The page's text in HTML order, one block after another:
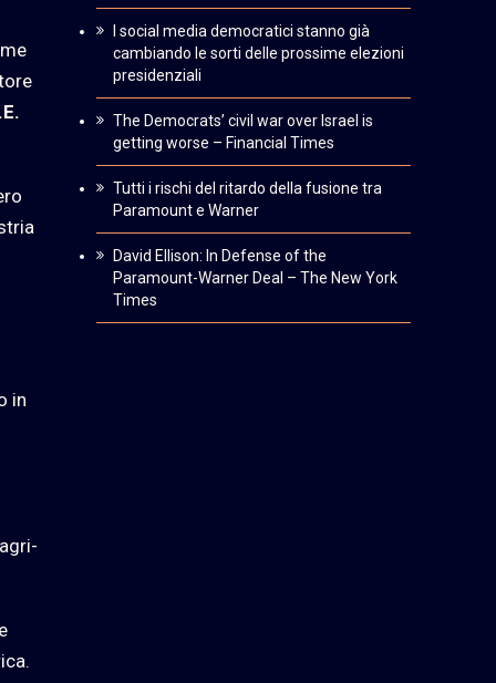
in
I social media democratici stanno già
cambiando le sorti delle prossime elezioni
presidenziali
The Democrats’ civil war over Israel is
getting worse – Financial Times
Tutti i rischi del ritardo della fusione tra
Paramount e Warner
David Ellison: In Defense of the
Paramount-Warner Deal – The New York
Times